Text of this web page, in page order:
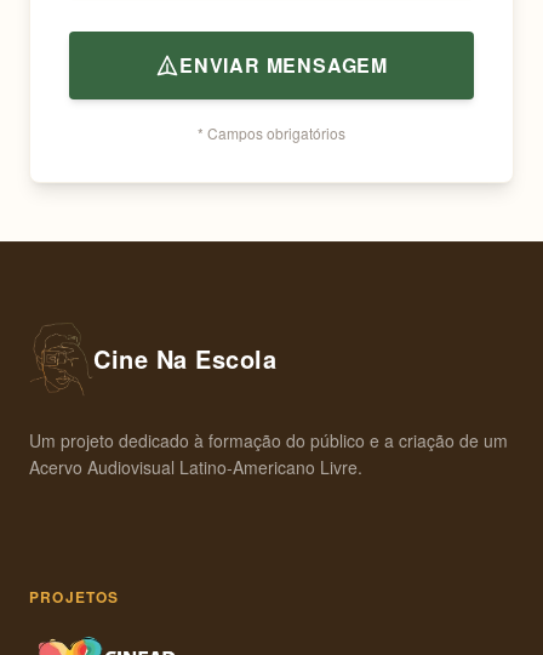
ENVIAR MENSAGEM
* Campos obrigatórios
Cine Na Escola
Um projeto dedicado à formação do público e a criação de um
Acervo Audiovisual Latino-Americano Livre.
PROJETOS